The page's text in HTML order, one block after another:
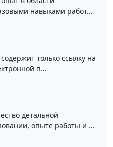
навыками работ...
только ссылку на
п...
детальной
опыте работы и ...